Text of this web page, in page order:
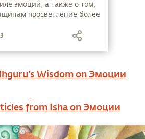
эмоций, а также о том,
просветление более
Wisdom onЭмоции
from Isha onЭмоции